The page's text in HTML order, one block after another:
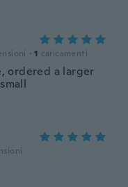
· 1 caricamenti
ordered a larger